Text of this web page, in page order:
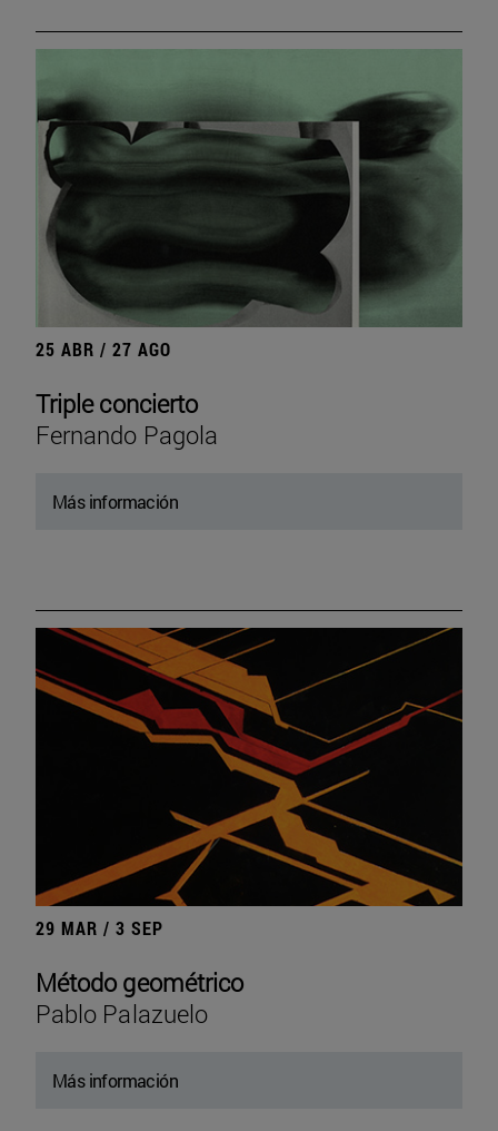
25 ABR / 27 AGO
Triple concierto
Fernando Pagola
Más información
29 MAR / 3 SEP
Método geométrico
Pablo Palazuelo
Más información